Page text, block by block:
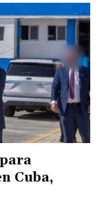
Cuba,